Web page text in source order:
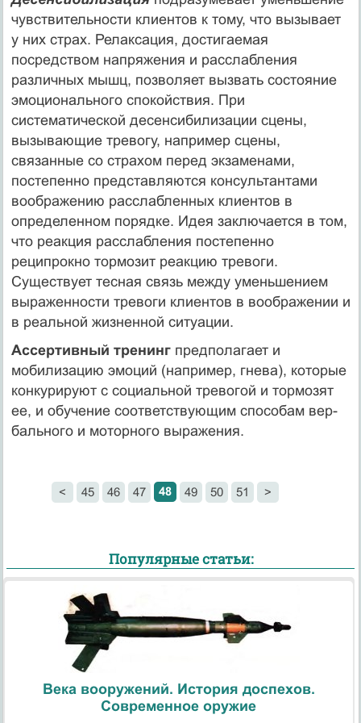
чувствительности клиентов к тому, что вызывает
у них страх. Релаксация, достигаемая
посредством напряжения и расслабления
различных мышц, позволяет вызвать состояние
эмоционального спокойствия. При
систематической десенсибили­зации сцены,
вызывающие тревогу, например сцены,
связанные со страхом перед экза­менами,
постепенно представляются консультантами
воображению расслабленных клиентов в
определенном порядке. Идея заключается в том,
что реакция расслабления постепенно
реципрокно тормозит реакцию тревоги.
Существует тесная связь между уменьшением
выраженности тревоги клиентов в воображении и
в реальной жизнен­ной ситуации.
Ассертивный тренингпредполагает и
мобилизацию эмоций (например, гнева), которые
конкуриру­ют с социальной тревогой и тормозят
ее, и обучение соответствующим способам вер­
бального и моторного выражения.
< 45 46 47 48 49 50 51 >
Популярные статьи:
Века вооружений. История доспехов.
Современное оружие